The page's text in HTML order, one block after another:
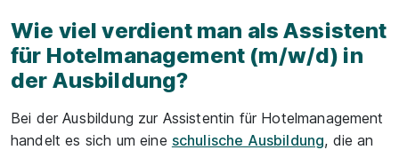
Wie viel verdient man als Assistent
für Hotelmanagement (m/w/d) in
der Ausbildung?
Bei der Ausbildung zur Assistentin für Hotelmanagement
handelt es sich um eine schulische Ausbildung, die an